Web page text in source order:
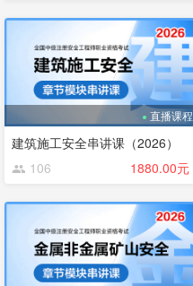
直播课程
建筑施工安全串讲课（2026）
106
1880.00元